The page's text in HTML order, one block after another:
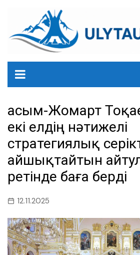
содержанию
Қасым-Жомарт
екі елдің нәтижелі
стратегиялық
айшықтайтын
ретінде баға берді
12.11.2025